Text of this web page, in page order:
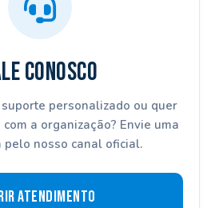
Conosco
personalizado ou quer
a organização? Envie uma
pelo nosso canal oficial.
Atendimento